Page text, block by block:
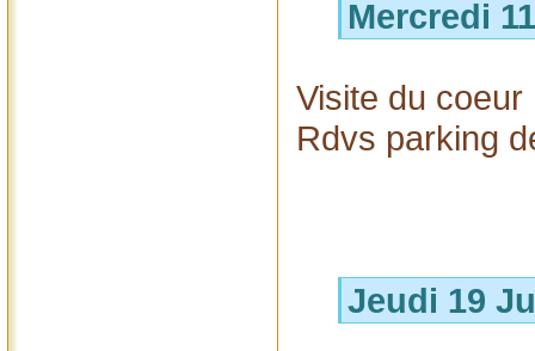
Mercredi
Visite du
Rdvs parking
Jeudi 19